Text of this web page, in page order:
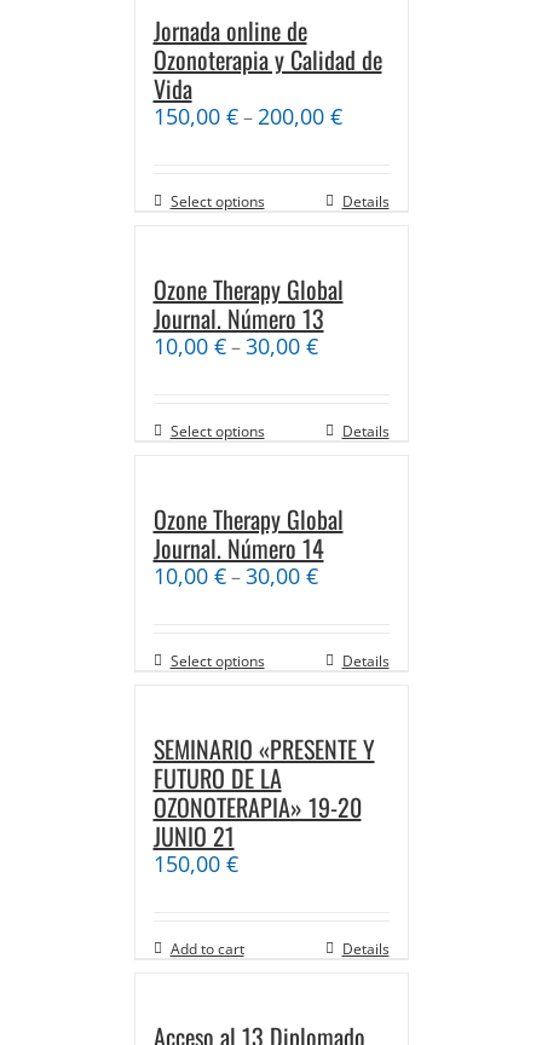
Jornada online de
Ozonoterapia y Calidad de
Vida
150,00 €–200,00 €
Select options Details
Ozone Therapy Global
Journal. Número 13
10,00 €–30,00 €
Select options Details
Ozone Therapy Global
Journal. Número 14
10,00 €–30,00 €
Select options Details
SEMINARIO «PRESENTE Y
FUTURO DE LA
OZONOTERAPIA» 19-20
JUNIO 21
150,00 €
Add to cart Details
Acceso al 13 Diplomado